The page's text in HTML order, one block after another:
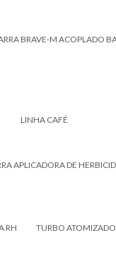
BRAVE-M ACOPLADO
LINHA CAFÉ
APLICADORA DE
RH TURBO